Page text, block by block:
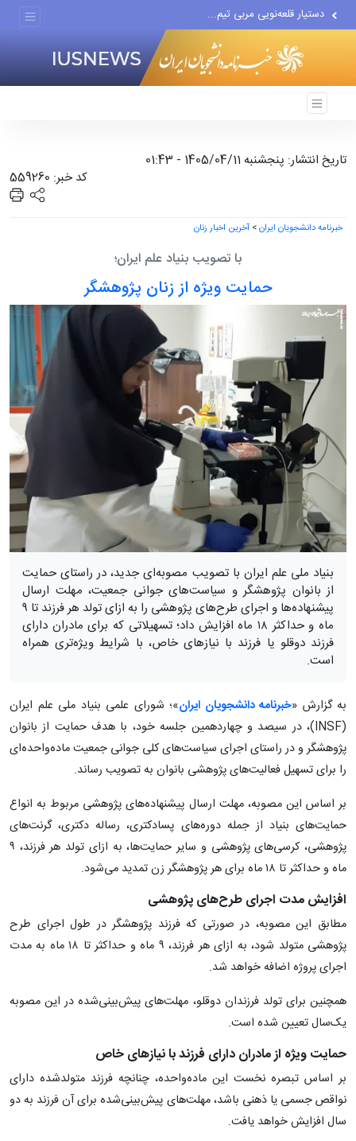
دستیار قلعه‌نویی مربی تیم...
اقتصاددان معروف آمریکایی:...
انتشار اخبار جعلی توسط...
تاریخ انتشار: پنجشنبه 1405/04/11 - 01:43
کد خبر: 559260
خبرنامه دانشجویان ایران> آخرین اخبار زنان
با تصویب بنیاد علم ایران؛
حمایت ویژه از زنان پژوهشگر
بنیاد ملی علم ایران با تصویب مصوبه‌ای جدید، در راستای حمایت
از بانوان پژوهشگر و سیاست‌های جوانی جمعیت، مهلت ارسال
پیشنهاده‌ها و اجرای طرح‌های پژوهشی را به ازای تولد هر فرزند تا ۹
ماه و حداکثر ۱۸ ماه افزایش داد؛ تسهیلاتی که برای مادران دارای
فرزند دوقلو یا فرزند با نیازهای خاص، با شرایط ویژه‌تری همراه
است.
به گزارش «خبرنامه دانشجویان ایران»؛ شورای علمی بنیاد ملی علم ایران
(INSF)، در سیصد و چهاردهمین جلسه خود، با هدف حمایت از بانوان
پژوهشگر و در راستای اجرای سیاست‌های کلی جوانی جمعیت ماده‌واحده‌ای
را برای تسهیل فعالیت‌های پژوهشی بانوان به تصویب رساند.
بر اساس این مصوبه، مهلت ارسال پیشنهاده‌های پژوهشی مربوط به انواع
حمایت‌های بنیاد از جمله دوره‌های پسادکتری، رساله دکتری، گرنت‌های
پژوهشی، کرسی‌های پژوهشی و سایر حمایت‌ها، به ازای تولد هر فرزند، ۹
ماه و حداکثر تا ۱۸ ماه برای هر پژوهشگر زن تمدید می‌شود.
افزایش مدت اجرای طرح‌های پژوهشی
مطابق این مصوبه، در صورتی که فرزند پژوهشگر در طول اجرای طرح
پژوهشی متولد شود، به ازای هر فرزند، ۹ ماه و حداکثر تا ۱۸ ماه به مدت
اجرای پروژه اضافه خواهد شد.
همچنین برای تولد فرزندان دوقلو، مهلت‌های پیش‌بینی‌شده در این مصوبه
یک‌سال تعیین شده است.
حمایت ویژه از مادران دارای فرزند با نیازهای خاص
بر اساس تبصره نخست این ماده‌واحده، چنانچه فرزند متولدشده دارای
نواقص جسمی یا ذهنی باشد، مهلت‌های پیش‌بینی‌شده برای آن فرزند به دو
سال افزایش خواهد یافت.